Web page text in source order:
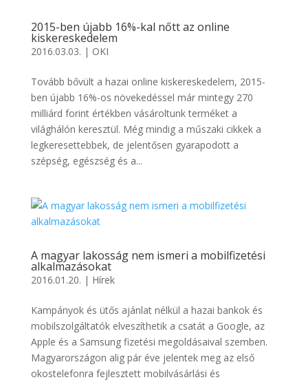
2015-ben újabb 16%-kal nőtt az online
kiskereskedelem
2016.03.03. | OKI
Tovább bővült a hazai online kiskereskedelem, 2015-
ben újabb 16%-os növekedéssel már mintegy 270
milliárd forint értékben vásároltunk terméket a
világhálón keresztül. Még mindig a műszaki cikkek a
legkeresettebbek, de jelentősen gyarapodott a
szépség, egészség és a...
A magyar lakosság nem ismeri a mobilfizetési
alkalmazásokat
2016.01.20. | Hírek
Kampányok és ütős ajánlat nélkül a hazai bankok és
mobilszolgáltatók elveszíthetik a csatát a Google, az
Apple és a Samsung fizetési megoldásaival szemben.
Magyarországon alig pár éve jelentek meg az első
okostelefonra fejlesztett mobilvásárlási és